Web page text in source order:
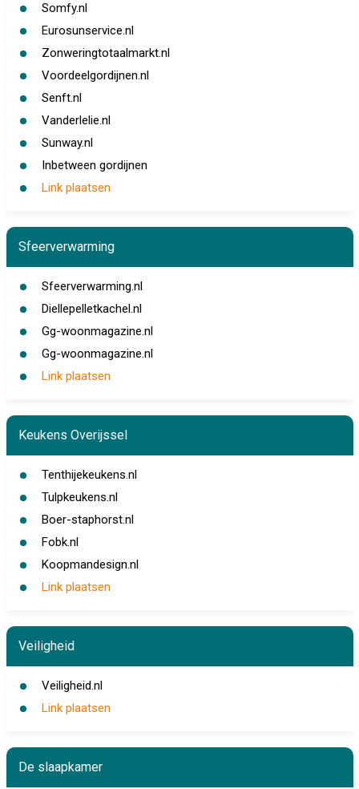
Somfy.nl
Eurosunservice.nl
Zonweringtotaalmarkt.nl
Voordeelgordijnen.nl
Senft.nl
Vanderlelie.nl
Sunway.nl
Inbetween gordijnen
Link plaatsen
Sfeerverwarming
Sfeerverwarming.nl
Diellepelletkachel.nl
Gg-woonmagazine.nl
Gg-woonmagazine.nl
Link plaatsen
Keukens Overijssel
Tenthijekeukens.nl
Tulpkeukens.nl
Boer-staphorst.nl
Fobk.nl
Koopmandesign.nl
Link plaatsen
Veiligheid
Veiligheid.nl
Link plaatsen
De slaapkamer